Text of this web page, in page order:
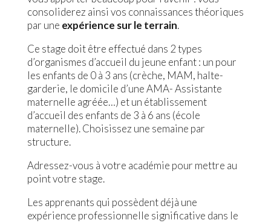
consoliderez ainsi vos connaissances théoriques
par une expérience sur le terrain.
Ce stage doit être effectué dans 2 types
d’organismes d’accueil du jeune enfant : un pour
les enfants de 0 à 3 ans (crèche, MAM, halte-
garderie, le domicile d’une AMA- Assistante
maternelle agréée…) et un établissement
d’accueil des enfants de 3 à 6 ans (école
maternelle). Choisissez une semaine par
structure.
Adressez-vous à votre académie pour mettre au
point votre stage.
Les apprenants qui possèdent déjà une
expérience professionnelle significative dans le